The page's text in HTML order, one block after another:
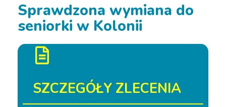
Sprawdzona wymiana do
seniorki w Kolonii
SZCZEGÓŁY ZLECENIA